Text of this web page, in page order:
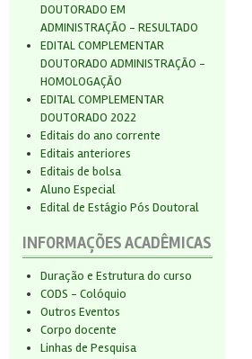
DOUTORADO EM
ADMINISTRAÇÃO - RESULTADO
EDITAL COMPLEMENTAR
DOUTORADO ADMINISTRAÇÃO -
HOMOLOGAÇÃO
EDITAL COMPLEMENTAR
DOUTORADO 2022
Editais do ano corrente
Editais anteriores
Editais de bolsa
Aluno Especial
Edital de Estágio Pós Doutoral
INFORMAÇÕES ACADÊMICAS
Duração e Estrutura do curso
CODS - Colóquio
Outros Eventos
Corpo docente
Linhas de Pesquisa